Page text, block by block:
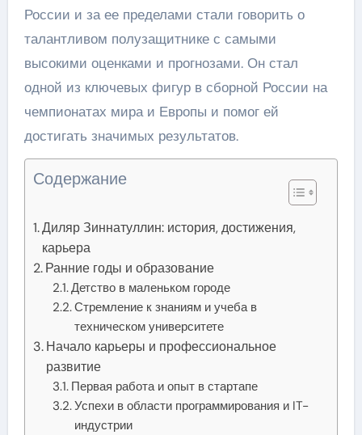
России и за ее пределами стали говорить о
талантливом полузащитнике с самыми
высокими оценками и прогнозами. Он стал
одной из ключевых фигур в сборной России на
чемпионатах мира и Европы и помог ей
достигать значимых результатов.
Содержание
Диляр Зиннатуллин: история, достижения,
карьера
Ранние годы и образование
Детство в маленьком городе
Стремление к знаниям и учеба в
техническом университете
Начало карьеры и профессиональное
развитие
Первая работа и опыт в стартапе
Успехи в области программирования и IT-
индустрии